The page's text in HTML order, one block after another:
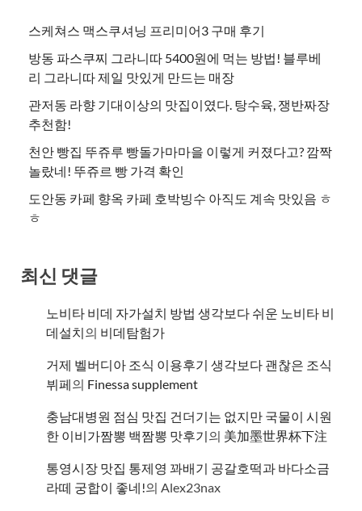
스케쳐스 맥스쿠셔닝 프리미어3 구매 후기
방동 파스쿠찌 그라니따 5400원에 먹는 방법! 블루베
리 그라니따 제일 맛있게 만드는 매장
관저동 라향 기대이상의 맛집이였다. 탕수육, 쟁반짜장
추천함!
천안 빵집 뚜쥬루 빵돌가마마을 이렇게 커졌다고? 깜짝
놀랐네! 뚜쥬르 빵 가격 확인
도안동 카페 향옥 카페 호박빙수 아직도 계속 맛있음 ㅎ
ㅎ
최신 댓글
노비타 비데 자가설치 방법 생각보다 쉬운 노비타 비
데설치의 비데탐험가
거제 벨버디아 조식 이용후기 생각보다 괜찮은 조식
뷔페의 ​Finessa supplement
충남대병원 점심 맛집 건더기는 없지만 국물이 시원
한 이비가짬뽕 백짬뽕 맛후기의 美加墨世界杯下注
통영시장 맛집 통제영 꽈배기 공갈호떡과 바다소금
라떼 궁합이 좋네!의 Alex23nax